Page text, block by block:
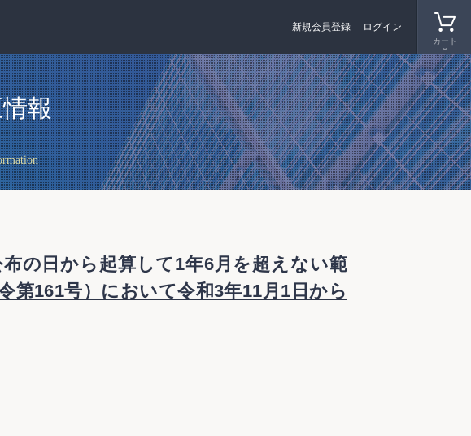
カート
新規会員登録 ログイン
報
の日から起算して1年6月を超えない範
第161号）において令和3年11月1日から